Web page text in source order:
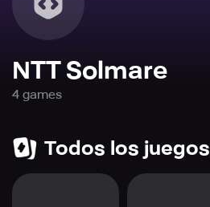
NTT Solmare
4 games
Todos los juegos